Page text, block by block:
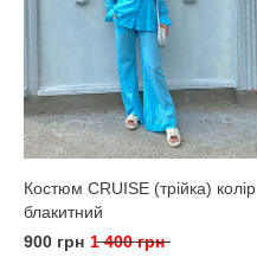
Костюм CRUISE (трійка) колір
блакитний
900 грн 1 400 грн